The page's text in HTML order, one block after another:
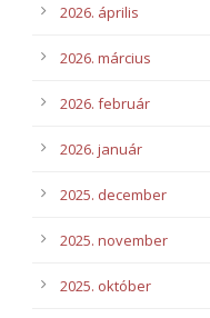
2026. április
2026. március
2026. február
2026. január
2025. december
2025. november
2025. október